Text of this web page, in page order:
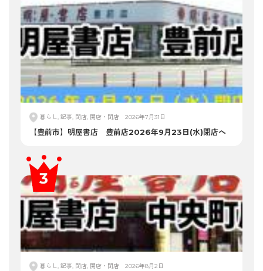
暮らし, 記事, 閉店, 開店・閉店 2026年7月31日
【豊前市】明屋書店 豊前店2026年9月23日(水)閉店へ
暮らし, 記事, 閉店, 開店・閉店 2026年8月2日